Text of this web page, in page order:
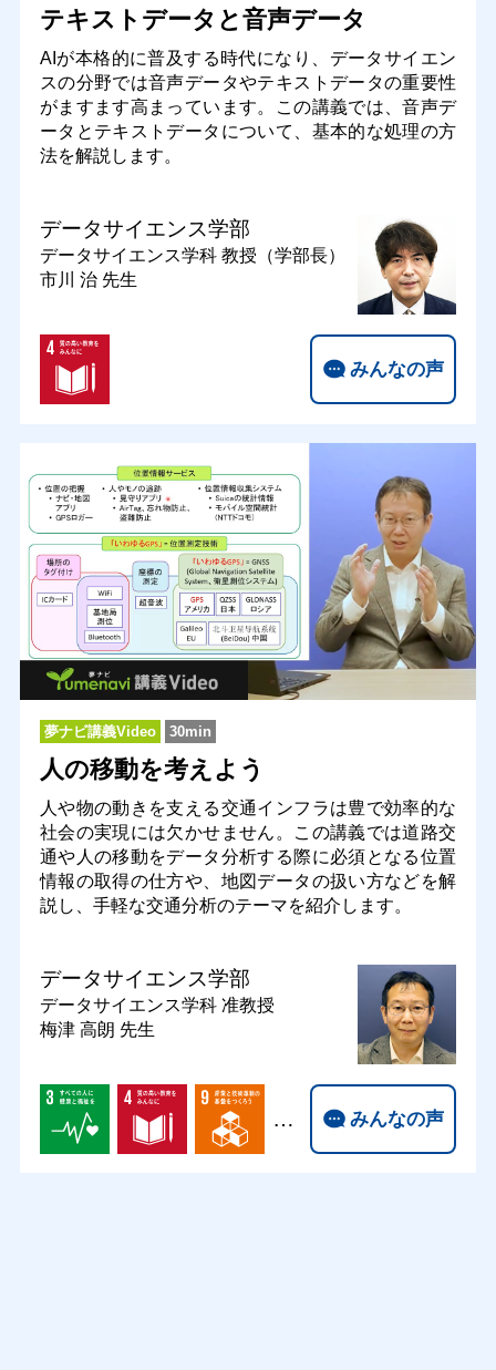
テキストデータと音声データ
AIが本格的に普及する時代になり、データサイエン
スの分野では音声データやテキストデータの重要性
がますます高まっています。この講義では、音声デ
ータとテキストデータについて、基本的な処理の方
法を解説します。
データサイエンス学部
データサイエンス学科 教授（学部長）
市川 治 先生
みんなの声
夢ナビ講義Video 30min
人の移動を考えよう
人や物の動きを支える交通インフラは豊で効率的な
社会の実現には欠かせません。この講義では道路交
通や人の移動をデータ分析する際に必須となる位置
情報の取得の仕方や、地図データの扱い方などを解
説し、手軽な交通分析のテーマを紹介します。
データサイエンス学部
データサイエンス学科 准教授
梅津 高朗 先生
… みんなの声